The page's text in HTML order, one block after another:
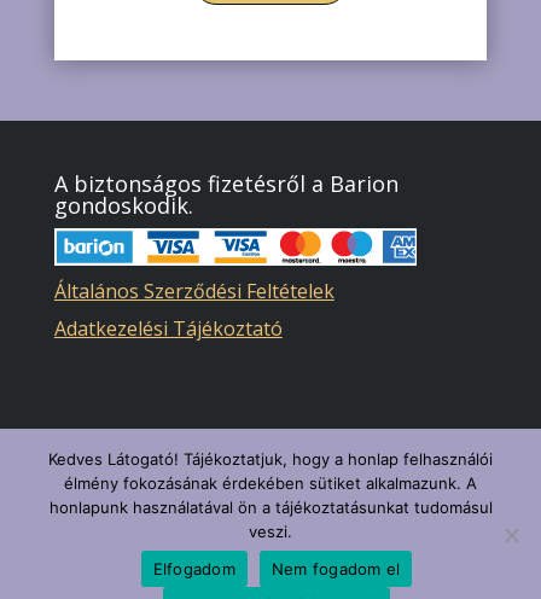
A biztonságos fizetésről a Barion
gondoskodik.
Általános Szerződési Feltételek
Adatkezelési Tájékoztató
Minden jog fenntartva! | Nők a Neten - 2025 |
Kedves Látogató! Tájékoztatjuk, hogy a honlap felhasználói
élmény fokozásának érdekében sütiket alkalmazunk. A
honlapunk használatával ön a tájékoztatásunkat tudomásul
veszi.
Elfogadom
Nem fogadom el